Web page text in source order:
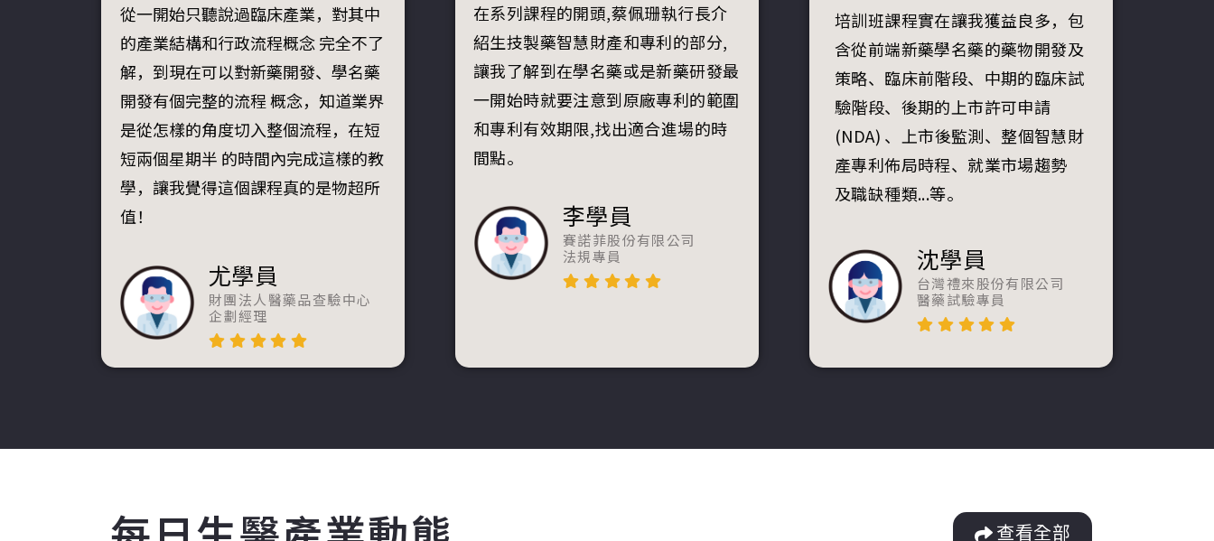
從一開始只聽說過臨床產業，對其中
的產業結構和行政流程概念 完全不了
解，到現在可以對新藥開發、學名藥
開發有個完整的流程 概念，知道業界
是從怎樣的角度切入整個流程，在短
短兩個星期半 的時間內完成這樣的教
學，讓我覺得這個課程真的是物超所
值！
尤學員
財團法人醫藥品查驗中心
企劃經理
在系列課程的開頭,蔡佩珊執行長介
紹生技製藥智慧財產和專利的部分,
讓我了解到在學名藥或是新藥研發最
一開始時就要注意到原廠專利的範圍
和專利有效期限,找出適合進場的時
間點。
李學員
賽諾菲股份有限公司
法規專員
培訓班課程實在讓我獲益良多，包
含從前端新藥學名藥的藥物開發及
策略、臨床前階段、中期的臨床試
驗階段、後期的上市許可申請
(NDA) 、上市後監測、整個智慧財
產專利佈局時程、就業市場趨勢
及職缺種類...等。
沈學員
台灣禮來股份有限公司
醫藥試驗專員
查看全部